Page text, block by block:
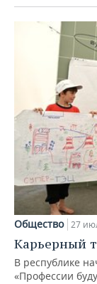
Общество 27
Карьерный
В республике
«Профессии